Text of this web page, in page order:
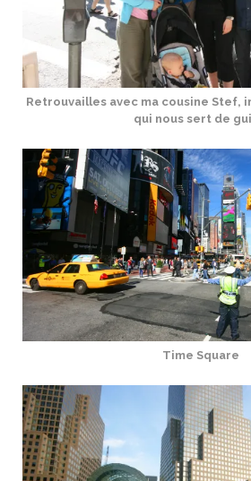
Retrouvailles avec ma cousine Stef,
qui nous sert de
Time Square